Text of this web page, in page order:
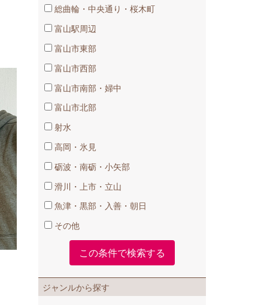
総曲輪・中央通り・桜木町
富山駅周辺
富山市東部
富山市西部
富山市南部・婦中
富山市北部
射水
高岡・氷見
砺波・南砺・小矢部
滑川・上市・立山
魚津・黒部・入善・朝日
その他
ジャンルから探す